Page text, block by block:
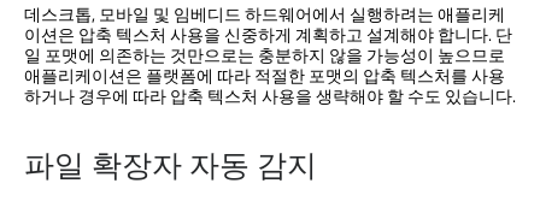
데스크톱, 모바일 및 임베디드 하드웨어에서 실행하려는 애플리케
이션은 압축 텍스처 사용을 신중하게 계획하고 설계해야 합니다. 단
일 포맷에 의존하는 것만으로는 충분하지 않을 가능성이 높으므로
애플리케이션은 플랫폼에 따라 적절한 포맷의 압축 텍스처를 사용
하거나 경우에 따라 압축 텍스처 사용을 생략해야 할 수도 있습니다.
파일 확장자 자동 감지